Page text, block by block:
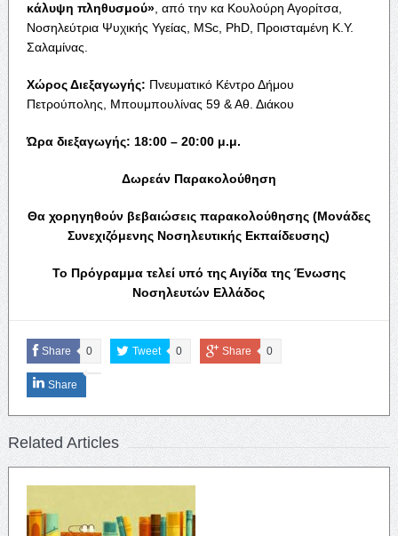
κάλυψη πληθυσμού», από την κα Κουλούρη Αγορίτσα,
Νοσηλεύτρια Ψυχικής Υγείας, MSc, PhD, Προισταμένη Κ.Υ.
Σαλαμίνας.
Χώρος Διεξαγωγής: Πνευματικό Κέντρο Δήμου
Πετρούπολης, Μπουμπουλίνας 59 & Αθ. Διάκου
Ώρα διεξαγωγής: 18:00 – 20:00 μ.μ.
Δωρεάν Παρακολούθηση
Θα χορηγηθούν βεβαιώσεις παρακολούθησης (Μονάδες
Συνεχιζόμενης Νοσηλευτικής Εκπαίδευσης)
Το Πρόγραμμα τελεί υπό της Αιγίδα της Ένωσης
Νοσηλευτών Ελλάδος
Share 0 Tweet 0 Share 0
Share
Related Articles